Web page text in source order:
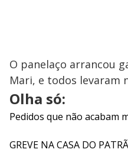
O panelaço arrancou
Mari, e todos levaram
Olha só:
Pedidos que não acabam
GREVE NA CASA DO